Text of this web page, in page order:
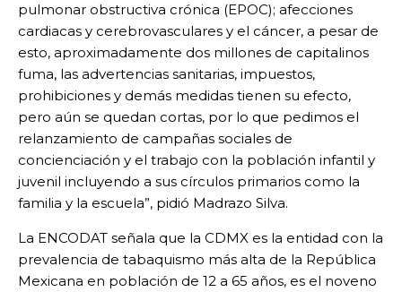
pulmonar obstructiva crónica (EPOC); afecciones
cardiacas y cerebrovasculares y el cáncer, a pesar de
esto, aproximadamente dos millones de capitalinos
fuma, las advertencias sanitarias, impuestos,
prohibiciones y demás medidas tienen su efecto,
pero aún se quedan cortas, por lo que pedimos el
relanzamiento de campañas sociales de
concienciación y el trabajo con la población infantil y
juvenil incluyendo a sus círculos primarios como la
familia y la escuela”, pidió Madrazo Silva.
La ENCODAT señala que la CDMX es la entidad con la
prevalencia de tabaquismo más alta de la República
Mexicana en población de 12 a 65 años, es el noveno